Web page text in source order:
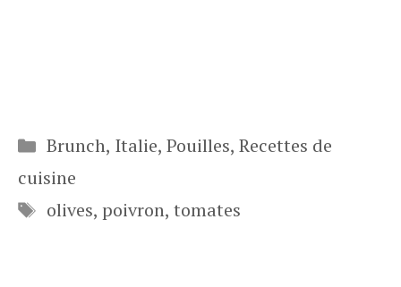
Catégories
Brunch, Italie, Pouilles, Recettes de
cuisine
Étiquettes
olives, poivron, tomates